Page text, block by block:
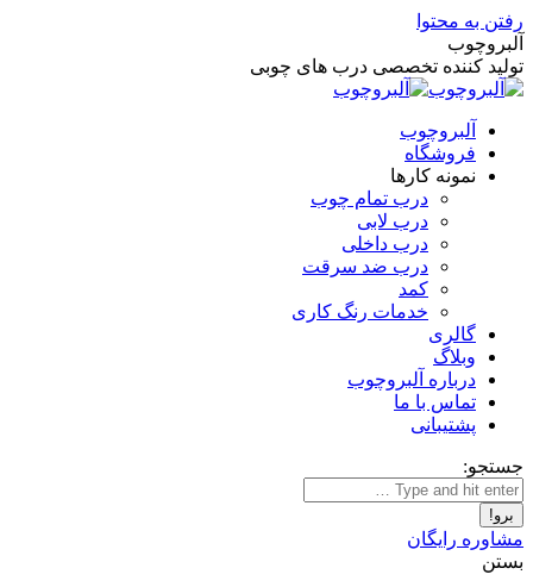
رفتن به محتوا
آلبروچوب
تولید کننده تخصصی درب های چوبی
آلبروچوب
فروشگاه
نمونه کارها
درب تمام چوب
درب لابی
درب داخلی
درب ضد سرقت
کمد
خدمات رنگ کاری
گالری
وبلاگ
درباره آلبروچوب
تماس با ما
پشتیبانی
جستجو:
مشاوره رایگان
بستن